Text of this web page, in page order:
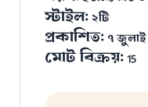
স্টাইল: ২টি
প্রকাশিত: ৭
মোট বিক্রয়:15